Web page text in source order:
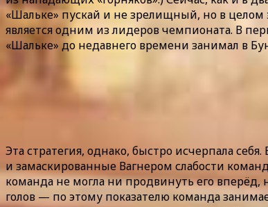
«Шальке» пускай и не зрелищный, но в целом
является одним из лидеров чемпионата. В
«Шальке» до недавнего времени занимал в
Эта стратегия, однако, быстро исчерпала
и замаскированные Вагнером слабости
команда не могла ни продвинуть его вперёд,
голов — по этому показателю команда